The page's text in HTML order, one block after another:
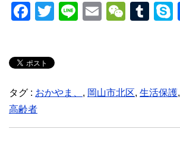
F
e
b
o
o
T
er
Li
E
W
at
T
r
タグ : おかやま、 , 岡山市北区, 生活保護,
高齢者